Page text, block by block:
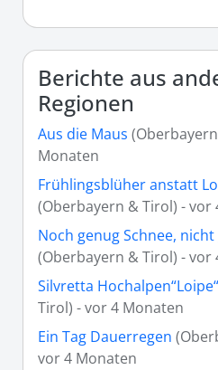
Berichte aus
Regionen
Aus die Maus
Monaten
Frühlingsblüher anstatt
(Oberbayern & Tirol) - vor
Noch genug Schnee,
(Oberbayern & Tirol) - vor
Silvretta Hochalpen“Loipe“
Tirol) - vor 4 Monaten
Ein Tag Dauerregen
vor 4 Monaten